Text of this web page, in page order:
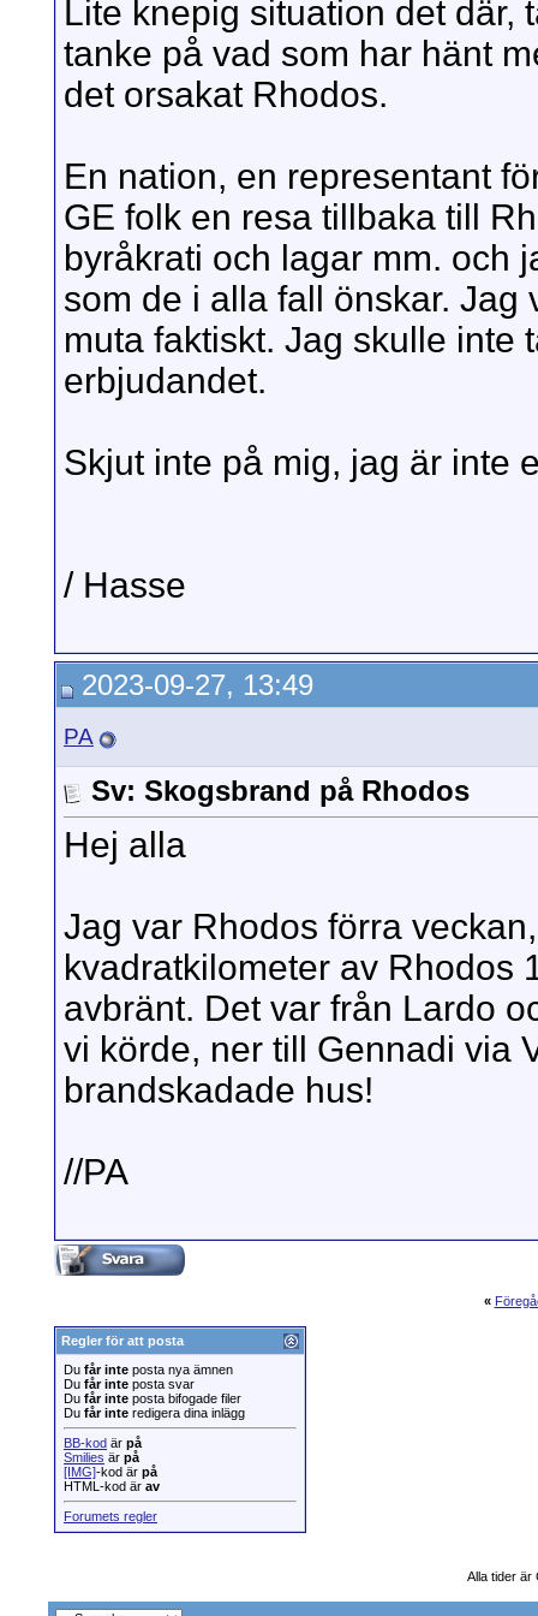
Lite knepig situation det där,
tanke på vad som har hänt
det orsakat Rhodos.
En nation, en representant
GE folk en resa tillbaka till
byråkrati och lagar mm. och
som de i alla fall önskar.
muta faktiskt. Jag skulle inte
erbjudandet.
Skjut inte på mig, jag är inte
/ Hasse
2023-09-27, 13:49
PA
Sv: Skogsbrand på Rhodos
Hej alla
Jag var Rhodos förra
kvadratkilometer av Rhodos
avbränt. Det var från Lardo
vi körde, ner till Gennadi via
brandskadade hus!
//PA
«
Regler för att posta
Du får inte posta nya ämnen
Du får inte posta svar
Du får inte posta bifogade filer
Du får inte redigera dina inlägg
BB-kod är på
Smilies är på
[IMG]-kod är på
HTML-kod är av
Forumets regler
Alla tider är